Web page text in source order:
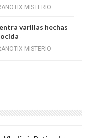
MISTERIO
varillas hechas
MISTERIO